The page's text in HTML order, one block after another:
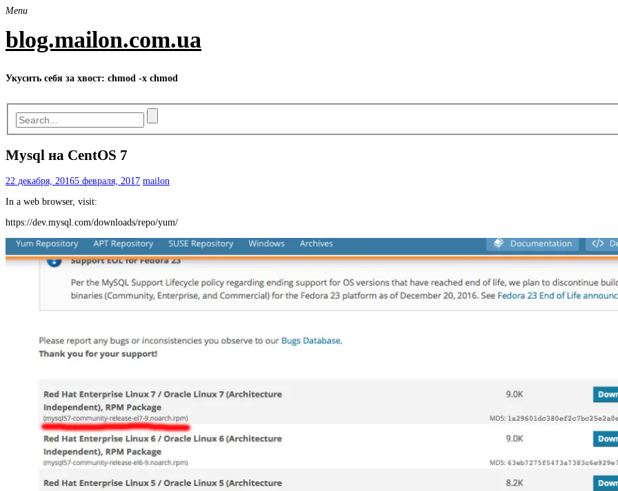
Skip
content
Menu
blog.mailon.com.ua
Укусить себя за хвост: chmod -x chmod
Mysql на CentOS 7
22 декабря, 20165 февраля, 2017 mailon
In a web browser, visit:
https://dev.mysql.com/downloads/repo/yum/